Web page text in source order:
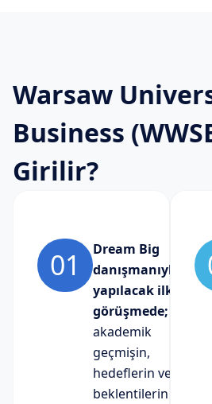
Warsaw
Business
Girilir?
01
Dream Big
danışmanıyla
yapılacak ilk
görüşmede;
akademik
geçmişin,
hedeflerin ve
beklentilerin